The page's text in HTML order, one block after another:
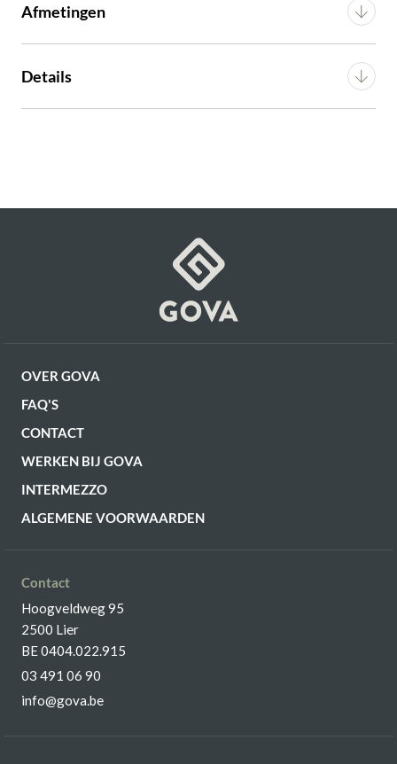
Afmetingen
Diepte 54 cm
Details
G15150018782
OVER GOVA
FAQ'S
CONTACT
WERKEN BIJ GOVA
INTERMEZZO
ALGEMENE VOORWAARDEN
Contact
Hoogveldweg 95
2500 Lier
BE 0404.022.915
03 491 06 90
info@gova.be